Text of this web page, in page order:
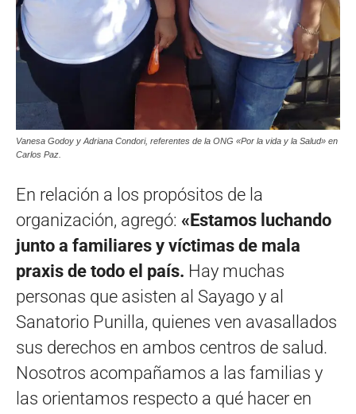
Vanesa Godoy y Adriana Condori, referentes de la ONG «Por la vida y la Salud» en
Carlos Paz.
En relación a los propósitos de la
organización, agregó: «Estamos luchando
junto a familiares y víctimas de mala
praxis de todo el país. Hay muchas
personas que asisten al Sayago y al
Sanatorio Punilla, quienes ven avasallados
sus derechos en ambos centros de salud.
Nosotros acompañamos a las familias y
las orientamos respecto a qué hacer en